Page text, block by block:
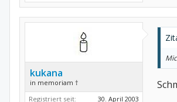
kukana
in memoriam †
Registriert seit:
30. April 2003